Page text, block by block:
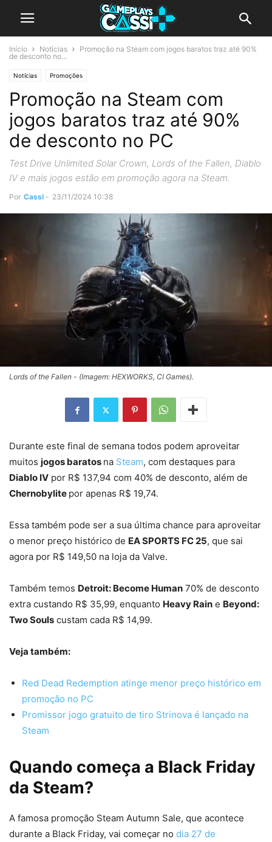
Início Notícias
Promoção na Steam com jogos baratos traz até 90%
de desconto no...
Notícias Promoções
Promoção na Steam com
jogos baratos traz até 90%
de desconto no PC
Test Drive Unlimited Solar Crown, Lords of the Fallen, Diablo
IV e mais jogos estão em promoção agora na Steam.
Por Cassi - 23/11/2024 10:38
Lords of the Fallen - (Imagem: HEXWORKS, CI Games).
Durante este final de semana todos podem aproveitar
muitos jogos baratos na Steam, com destaques para
Diablo IV por R$ 137,94 com 40% de desconto, além de
Chernobylite por apenas R$ 19,74.
Essa também pode ser a sua última chance para aproveitar
o menor preço histórico de EA SPORTS FC 25, que sai
agora por R$ 149,50 na loja da Valve.
Também temos Detroit: Become Human 70% de desconto
extra custando R$ 35,99, enquanto Heavy Rain e Beyond:
Two Souls custam cada R$ 14,99.
Veja também:
Red Dead Redemption atinge menor preço histórico em
promoção no PC
Promissor jogo gratuito de tiro Strinova é lançado na
Steam
Quando começa a Black Friday
da Steam?
A famosa promoção Steam Autumn Sale, que acontece
durante a Black Friday, vai começar no dia 27 de